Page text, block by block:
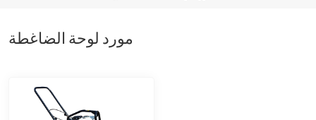
مورد لوحة الضاغطة